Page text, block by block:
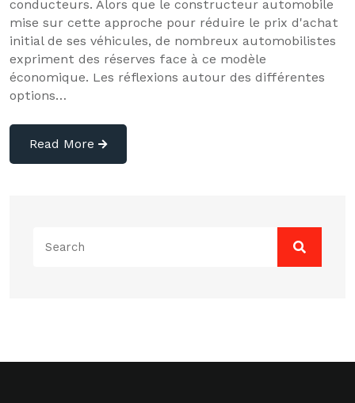
conducteurs. Alors que le constructeur automobile
mise sur cette approche pour réduire le prix d'achat
initial de ses véhicules, de nombreux automobilistes
expriment des réserves face à ce modèle
économique. Les réflexions autour des différentes
options…
Read More
for: